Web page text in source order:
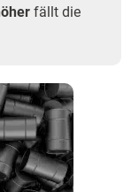
fällt die